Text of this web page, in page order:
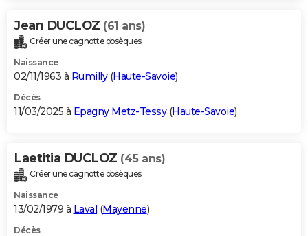
Bricolage
Lifestyle
Culture
Sport
Auto
Television
Voyage
Cinema
Jean DUCLOZ (61 ans)
Créer une cagnotte obsèques
Naissance
02/11/1963 à Rumilly(Haute-Savoie)
Décès
11/03/2025 à Epagny Metz-Tessy(Haute-Savoie)
Laetitia DUCLOZ (45 ans)
Créer une cagnotte obsèques
Naissance
13/02/1979 à Laval (Mayenne)
Décès